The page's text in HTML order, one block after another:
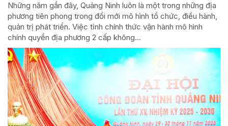
Những năm gần đây, Quảng Ninh luôn là một trong những địa
phương tiên phong trong đổi mới mô hình tổ chức, điều hành,
quản trị phát triển. Việc tỉnh chính thức vận hành mô hình
chính quyền địa phương 2 cấp không...